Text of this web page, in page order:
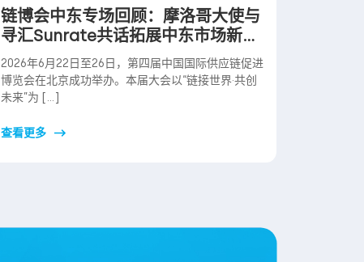
链博会中东专场回顾：摩洛哥大使与
寻汇Sunrate共话拓展中东市场新路
径
2026年6月22日至26日，第四届中国国际供应链促进
博览会在北京成功举办。本届大会以“链接世界·共创
未来”为 […]
查看更多